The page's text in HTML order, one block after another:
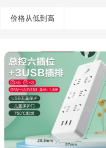
价格从低到高